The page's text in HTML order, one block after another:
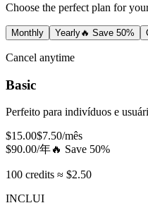
Choose the perfect plan for
Monthly Yearly🔥 Save 50%
Cancel anytime
Basic
Perfeito para indivíduos e
$15.00$7.50/mês
$90.00/年🔥 Save 50%
100 credits ≈ $2.50
INCLUI